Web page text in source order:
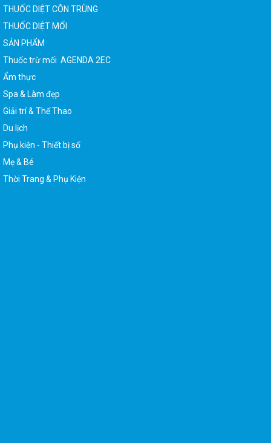
THUỐC DIỆT CÔN TRÙNG
THUỐC DIỆT MỐI
SẢN PHẨM
Thuốc trừ mối AGENDA 2EC
Ẩm thực
Giải trí & Thể Thao
Phụ kiện - Thiết bị số